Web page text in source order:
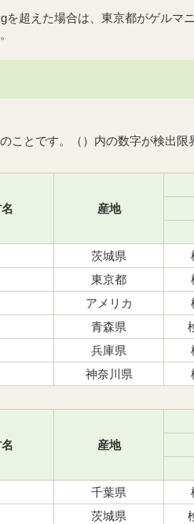
を超えた場合は、東京都がゲルマ
ことです。（）内の数字が検出
産地
茨城県
東京都
アメリカ
青森県
兵庫県
神奈川県
産地
千葉県
茨城県